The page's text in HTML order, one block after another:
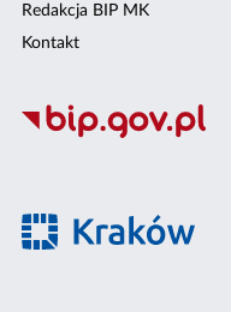
Redakcja BIP MK
Kontakt